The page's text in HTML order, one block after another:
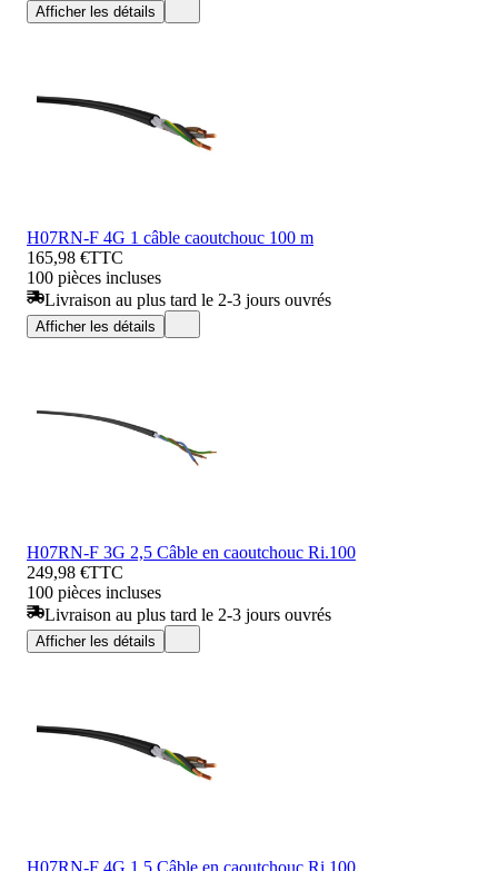
Afficher les détails
H07RN-F 4G 1 câble caoutchouc 100 m
165,98 €TTC
100 pièces incluses
Livraison au plus tard le 2-3 jours ouvrés
Afficher les détails
H07RN-F 3G 2,5 Câble en caoutchouc Ri.100
249,98 €TTC
100 pièces incluses
Livraison au plus tard le 2-3 jours ouvrés
Afficher les détails
H07RN-F 4G 1,5 Câble en caoutchouc Ri.100